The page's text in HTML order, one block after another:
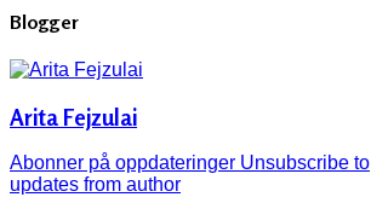
Blogger
Arita Fejzulai
Abonner på oppdateringer Unsubscribe to
updates from author